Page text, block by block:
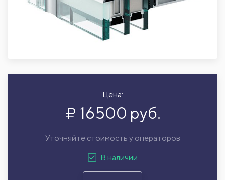
Цена:
16500 руб.
Уточняйте стоимость у операторов
В наличии